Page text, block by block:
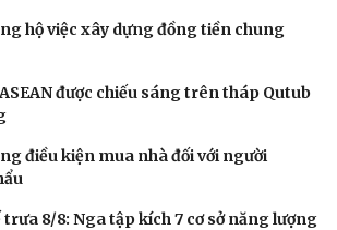
hộ việc xây dựng đồng tiền chung
được chiếu sáng trên tháp Qutub
điều kiện mua nhà đối với người
trưa 8/8: Nga tập kích 7 cơ sở năng lượng